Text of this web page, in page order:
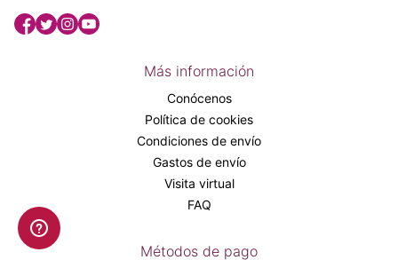
Más información
Conócenos
Política de cookies
Condiciones de envío
Gastos de envío
Visita virtual
FAQ
Métodos de pago